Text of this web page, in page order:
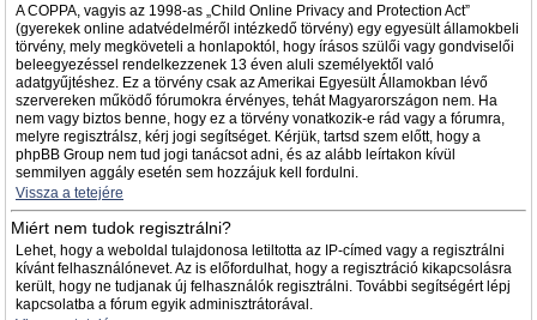
A COPPA, vagyis az 1998-as „Child Online Privacy and Protection Act”
(gyerekek online adatvédelméről intézkedő törvény) egy egyesült államokbeli
törvény, mely megköveteli a honlapoktól, hogy írásos szülői vagy gondviselői
beleegyezéssel rendelkezzenek 13 éven aluli személyektől való
adatgyűjtéshez. Ez a törvény csak az Amerikai Egyesült Államokban lévő
szervereken működő fórumokra érvényes, tehát Magyarországon nem. Ha
nem vagy biztos benne, hogy ez a törvény vonatkozik-e rád vagy a fórumra,
melyre regisztrálsz, kérj jogi segítséget. Kérjük, tartsd szem előtt, hogy a
phpBB Group nem tud jogi tanácsot adni, és az alább leírtakon kívül
semmilyen aggály esetén sem hozzájuk kell fordulni.
Vissza a tetejére
Miért nem tudok regisztrálni?
Lehet, hogy a weboldal tulajdonosa letiltotta az IP-címed vagy a regisztrálni
kívánt felhasználónevet. Az is előfordulhat, hogy a regisztráció kikapcsolásra
került, hogy ne tudjanak új felhasználók regisztrálni. További segítségért lépj
kapcsolatba a fórum egyik adminisztrátorával.